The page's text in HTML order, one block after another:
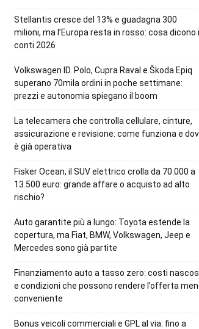
Stellantis cresce del 13% e guadagna 300
milioni, ma l’Europa resta in rosso: cosa dicono i
conti 2026
Volkswagen ID. Polo, Cupra Raval e Škoda Epiq
superano 70mila ordini in poche settimane:
prezzi e autonomia spiegano il boom
La telecamera che controlla cellulare, cinture,
assicurazione e revisione: come funziona e
è già operativa
Fisker Ocean, il SUV elettrico crolla da 70.000 a
13.500 euro: grande affare o acquisto ad alto
rischio?
Auto garantite più a lungo: Toyota estende la
copertura, ma Fiat, BMW, Volkswagen, Jeep e
Mercedes sono già partite
Finanziamento auto a tasso zero: costi
e condizioni che possono rendere l’offerta
conveniente
Bonus veicoli commerciali e GPL al via: fino a